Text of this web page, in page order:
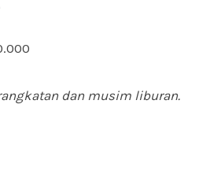
dan musim liburan.